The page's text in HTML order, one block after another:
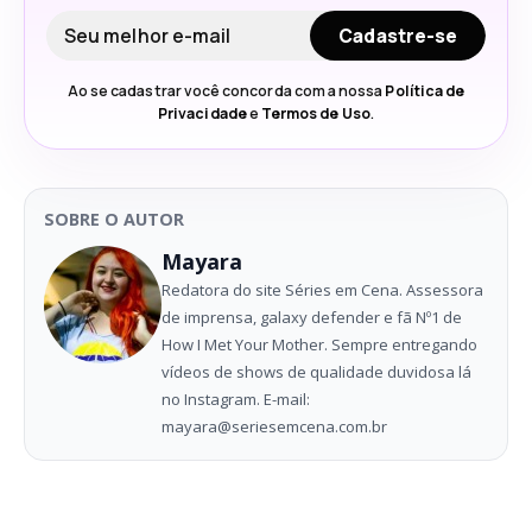
Seu e-mail
Cadastre-se
Ao se cadastrar você concorda com a nossa Política de
Privacidadee Termos de Uso.
SOBRE O AUTOR
Mayara
Redatora do site Séries em Cena. Assessora
de imprensa, galaxy defender e fã Nº1 de
How I Met Your Mother. Sempre entregando
vídeos de shows de qualidade duvidosa lá
no Instagram. E-mail:
mayara@seriesemcena.com.br